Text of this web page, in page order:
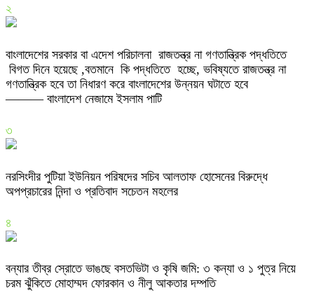
২
বাংলাদেশের সরকার বা এদেশ পরিচালনা রাজতন্ত্র না গণতান্ত্রিক পদ্ধতিতে
বিগত দিনে হয়েছে ,বতমানে কি পদ্ধতিতে হচ্ছে, ভবিষ্যতে রাজতন্ত্র না
গণতান্ত্রিক হবে তা নিধারণ করে বাংলাদেশের উন্নয়ন ঘটাতে হবে
——— বাংলাদেশ নেজামে ইসলাম পাটি
৩
নরসিংদীর পুটিয়া ইউনিয়ন পরিষদের সচিব আলতাফ হোসেনের বিরুদ্ধে
অপপ্রচারের নিন্দা ও প্রতিবাদ সচেতন মহলের
৪
বন্যার তীব্র স্রোতে ভাঙছে বসতভিটা ও কৃষি জমি: ৩ কন্যা ও ১ পুত্র নিয়ে
চরম ঝুঁকিতে মোহাম্মদ ফোরকান ও নীলু আকতার দম্পতি